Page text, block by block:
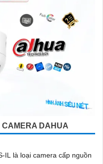
CAMERA DAHUA
IL là loại camera cấp nguồn